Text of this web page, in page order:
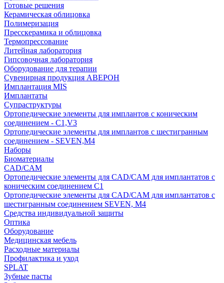
Готовые решения
Керамическая облицовка
Полимеризация
Пресскерамика и облицовка
Термопрессование
Литейная лаборатория
Гипсовочная лаборатория
Оборудование для терапии
Сувенирная продукция АВЕРОН
Имплантация MIS
Имплантаты
Супраструктуры
Ортопедические элементы для имплантов с коническим
соединением - C1,V3
Ортопедические элементы для имплантов с шестигранным
соединением - SEVEN,M4
Наборы
Биоматериалы
CAD/CAM
Ортопедические элементы для CAD/CAM для имплантатов с
коническим соединением С1
Ортопедические элементы для CAD/CAM для имплантатов с
шестигранным соединением SEVEN, М4
Средства индивидуальной защиты
Оптика
Оборудование
Медицинская мебель
Расходные материалы
Профилактика и уход
SPLAT
Зубные пасты